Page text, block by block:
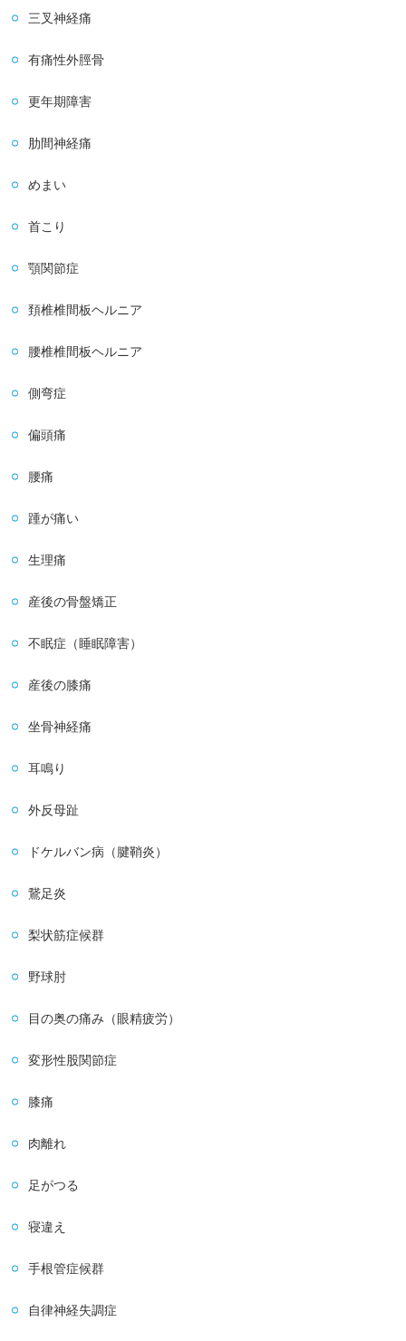
三叉神経痛
有痛性外脛骨
更年期障害
肋間神経痛
めまい
首こり
顎関節症
頚椎椎間板ヘルニア
腰椎椎間板ヘルニア
側弯症
偏頭痛
腰痛
踵が痛い
生理痛
産後の骨盤矯正
不眠症（睡眠障害）
産後の膝痛
坐骨神経痛
耳鳴り
外反母趾
ドケルバン病（腱鞘炎）
鵞足炎
梨状筋症候群
野球肘
目の奥の痛み（眼精疲労）
変形性股関節症
膝痛
肉離れ
足がつる
寝違え
手根管症候群
自律神経失調症